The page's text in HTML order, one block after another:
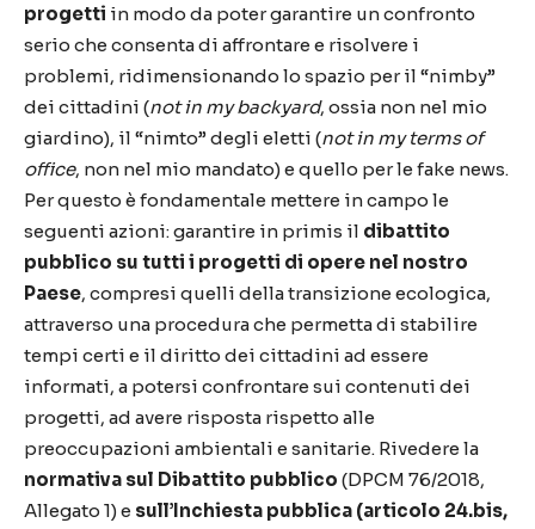
progetti in modo da poter garantire un confronto
serio che consenta di affrontare e risolvere i
problemi, ridimensionando lo spazio per il “nimby”
dei cittadini (not in my backyard, ossia non nel mio
giardino), il “nimto” degli eletti (not in my terms of
office, non nel mio mandato) e quello per le fake news.
Per questo è fondamentale mettere in campo le
seguenti azioni: garantire in primis il dibattito
pubblico su tutti i progetti di opere nel nostro
Paese, compresi quelli della transizione ecologica,
attraverso una procedura che permetta di stabilire
tempi certi e il diritto dei cittadini ad essere
informati, a potersi confrontare sui contenuti dei
progetti, ad avere risposta rispetto alle
preoccupazioni ambientali e sanitarie. Rivedere la
normativa sul Dibattito pubblico (DPCM 76/2018,
Allegato 1) e sull’Inchiesta pubblica (articolo 24.bis,